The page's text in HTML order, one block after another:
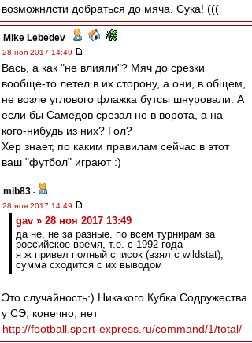
возможнлсти добраться до мяча. Сука! (((
Mike Lebedev -
28 ноя 2017 14:49
Вась, а как "не влияли"? Мяч до срезки
вообще-то летел в их сторону, а они, в общем,
не возле углового флажка бутсы шнуровали. А
если бы Самедов срезал не в ворота, а на
кого-нибудь из них? Гол?
Хер знает, по каким правилам сейчас в этот
ваш "футбол" играют :)
mib83 -
28 ноя 2017 14:49
gav » 28 ноя 2017 13:49
да не, не за разные. по всем турнирам за
российское время, т.е. с 1992 года
я ж привел полный список (взял с wildstat),
сумма сходится с их выводом
Это случайность:) Никакого Кубка Содружества
у СЭ, конечно, нет
http://football.sport-express.ru/command/1/total/